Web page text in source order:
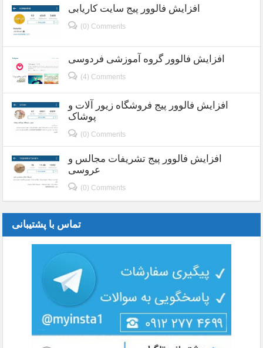
افزایش فالوور پیج سایت کاریابی
(0) Comments
افزایش فالوور گروه آموزشی فردوسی
(4) Comments
افزایش فالوور پیج فروشگاه زیور آلات و
پوشاک
(0) Comments
افزایش فالوور پیج تشریفات مجالس و
عروسی
(0) Comments
تماس با پشتیبانی